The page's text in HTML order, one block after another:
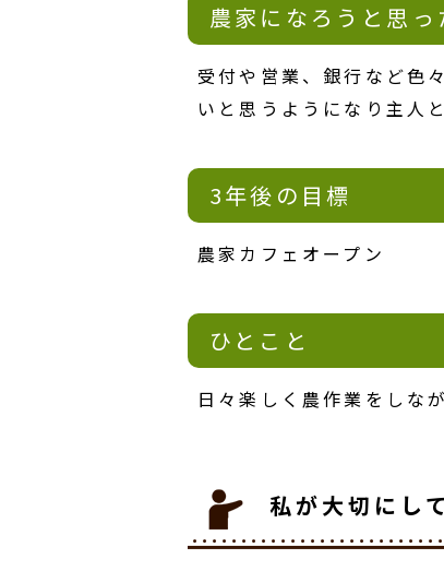
農家になろうと思っ
受付や営業、銀行など色
いと思うようになり主人
3年後の目標
農家カフェオープン
ひとこと
日々楽しく農作業をしな
私が大切にし